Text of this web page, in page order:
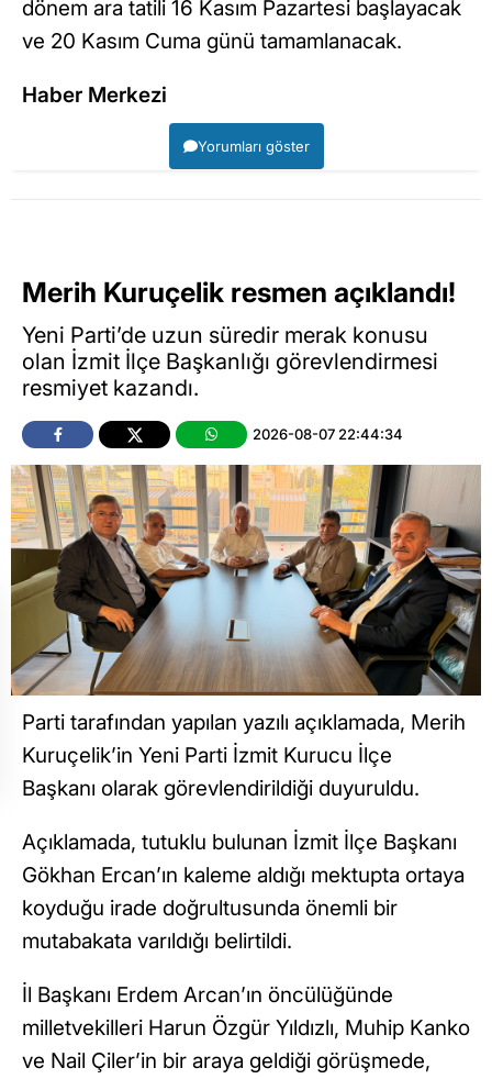
dönem ara tatili 16 Kasım Pazartesi başlayacak
ve 20 Kasım Cuma günü tamamlanacak.
Haber Merkezi
Yorumları göster
Merih Kuruçelik resmen açıklandı!
Yeni Parti’de uzun süredir merak konusu
olan İzmit İlçe Başkanlığı görevlendirmesi
resmiyet kazandı.
2026-08-07 22:44:34
Parti tarafından yapılan yazılı açıklamada, Merih
Kuruçelik’in Yeni Parti İzmit Kurucu İlçe
Başkanı olarak görevlendirildiği duyuruldu.
Açıklamada, tutuklu bulunan İzmit İlçe Başkanı
Gökhan Ercan’ın kaleme aldığı mektupta ortaya
koyduğu irade doğrultusunda önemli bir
mutabakata varıldığı belirtildi.
İl Başkanı Erdem Arcan’ın öncülüğünde
milletvekilleri Harun Özgür Yıldızlı, Muhip Kanko
ve Nail Çiler’in bir araya geldiği görüşmede,